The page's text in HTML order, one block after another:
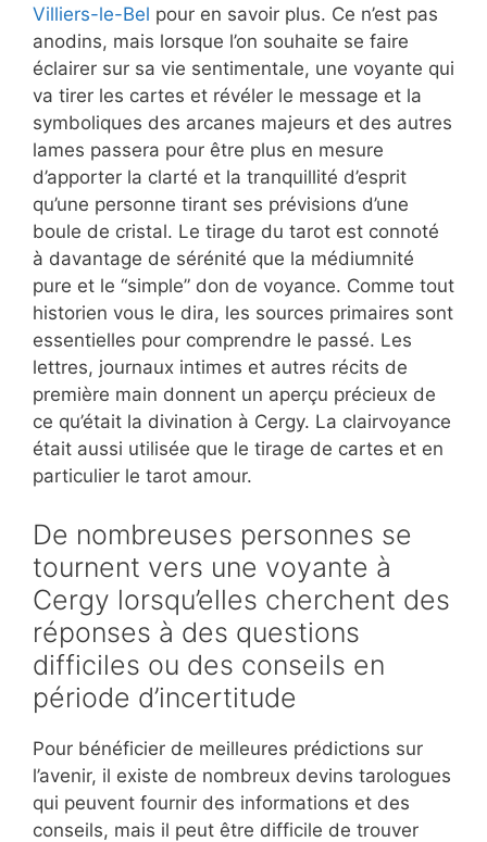
Villiers-le-Bel pour en savoir plus. Ce n’est pas
anodins, mais lorsque l’on souhaite se faire
éclairer sur sa vie sentimentale, une voyante qui
va tirer les cartes et révéler le message et la
symboliques des arcanes majeurs et des autres
lames passera pour être plus en mesure
d’apporter la clarté et la tranquillité d’esprit
qu’une personne tirant ses prévisions d’une
boule de cristal. Le tirage du tarot est connoté
à davantage de sérénité que la médiumnité
pure et le “simple” don de voyance. Comme tout
historien vous le dira, les sources primaires sont
essentielles pour comprendre le passé. Les
lettres, journaux intimes et autres récits de
première main donnent un aperçu précieux de
ce qu’était la divination à Cergy. La clairvoyance
était aussi utilisée que le tirage de cartes et en
particulier le tarot amour.
De nombreuses personnes se
tournent vers une voyante à
Cergy lorsqu’elles cherchent des
réponses à des questions
difficiles ou des conseils en
période d’incertitude
Pour bénéficier de meilleures prédictions sur
l’avenir, il existe de nombreux devins tarologues
qui peuvent fournir des informations et des
conseils, mais il peut être difficile de trouver